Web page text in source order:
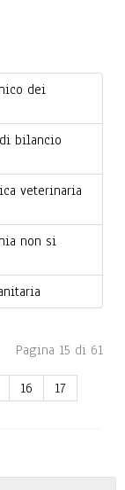
dei
bilancio
veterinaria
non si
Pagina 15 di 61
16
17